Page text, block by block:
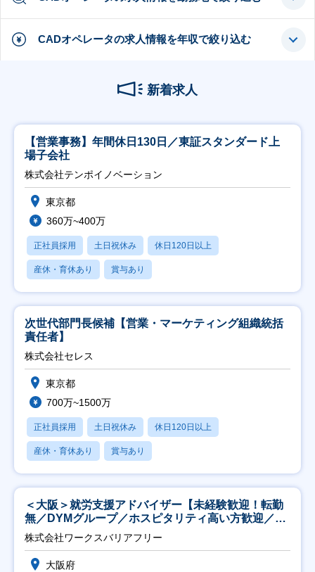
CADオペレータの求人情報を年収で絞り込む
新着求人
【営業事務】年間休日130日／東証スタンダード上
場子会社
株式会社テンポイノベーション
東京都
360万~400万
正社員採用 土日祝休み 休日120日以上
産休・育休あり 賞与あり
次世代部門長候補【営業・マーケティング組織統括
責任者】
株式会社セレス
東京都
700万~1500万
正社員採用 土日祝休み 休日120日以上
産休・育休あり 賞与あり
＜大阪＞就労支援アドバイザー【未経験歓迎！転勤
無／DYMグループ／ホスピタリティ高い方歓迎／土
日祝】
株式会社ワークスバリアフリー
大阪府